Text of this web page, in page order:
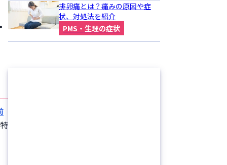
排卵痛とは？痛みの原因や症
状、対処法を紹介
PMS・生理の症状